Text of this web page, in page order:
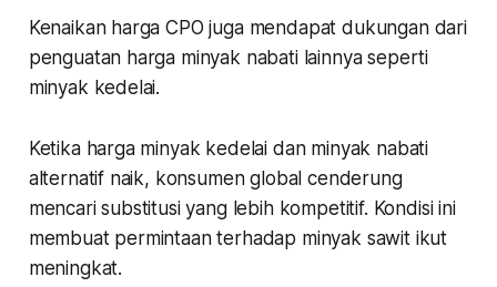
Kenaikan harga CPO juga mendapat dukungan dari
penguatan harga minyak nabati lainnya seperti
minyak kedelai.
Ketika harga minyak kedelai dan minyak nabati
alternatif naik, konsumen global cenderung
mencari substitusi yang lebih kompetitif. Kondisi ini
membuat permintaan terhadap minyak sawit ikut
meningkat.